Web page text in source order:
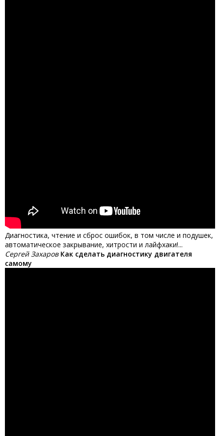
Диагностика, чтение и сброс ошибок, в том числе и подушек,
автоматическое закрывание, хитрости и лайфхаки!...
Сергей Захаров Как сделать диагностику двигателя
самому